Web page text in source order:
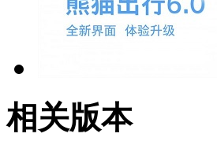
相关版本